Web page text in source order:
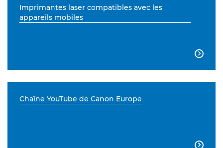
Imprimantes laser compatibles avec les
appareils mobiles

Chaîne YouTube de Canon Europe
